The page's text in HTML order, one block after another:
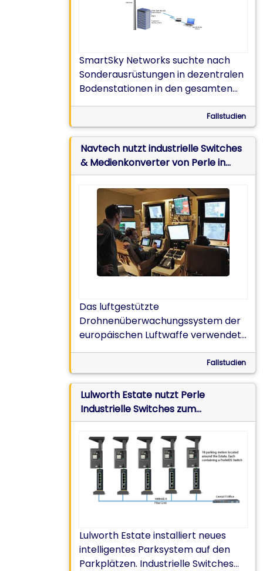
SmartSky Networks suchte nach
Sonderausrüstungen in dezentralen
Bodenstationen in den gesamten
USA zu verwalten und auf diese
zuzugreifen. Cisco empfahl Console
Server von Perle.
Fallstudien
Navtech nutzt industrielle Switches
& Medienkonverter von Perle in
luftgestützten
Militärüberwachungssystemen
Das luftgestützte
Drohnenüberwachungssystem der
europäischen Luftwaffe verwendet
industrielle Ethernet-Switches und
Medienkonverter von Perle für die
zuverlässige Kommunikation und
Datenüberwachung.
Fallstudien
Lulworth Estate nutzt Perle
Industrielle Switches zum
Vernetzen intelligenter Parkuhren
Lulworth Estate installiert neues
intelligentes Parksystem auf den
Parkplätzen. Industrielle Switches